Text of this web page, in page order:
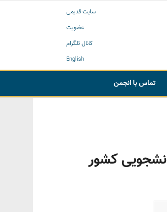
سایت قدیمی
عضویت
کانال تلگرام
English
تماس با انجمن
کشور